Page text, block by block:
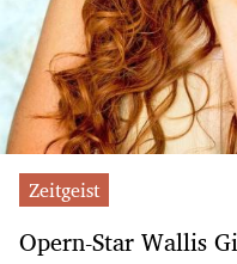
Zeitgeist
Opern-Star Wallis